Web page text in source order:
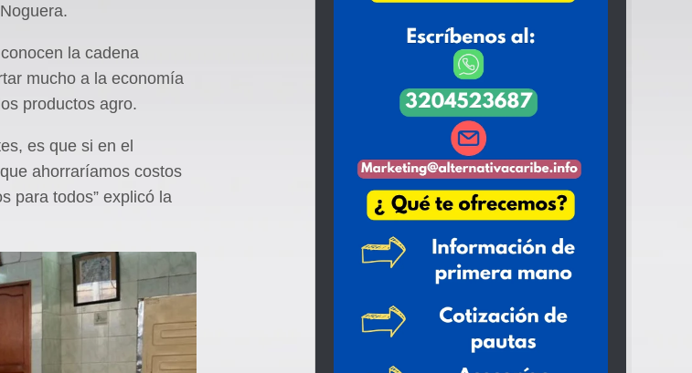
la cadena
mucho a la economía
productos agro.
es que si en el
ahorraríamos costos
para todos” explicó la